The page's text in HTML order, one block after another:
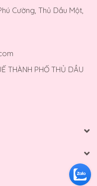
Cường, Thủ Dầu Một,
THÀNH PHỐ THỦ DẦU